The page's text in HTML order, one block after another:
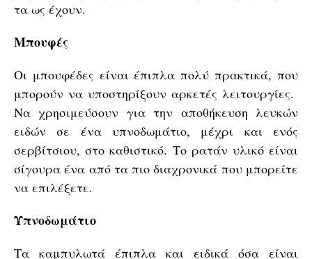
τα ως έχουν.
Μπουφές
Οι μπουφέδες είναι έπιπλα πολύ πρακτικά, που
μπορούν να υποστηρίξουν αρκετές λειτουργίες.
Να χρησιμεύσουν για την αποθήκευση λευκών
ειδών σε ένα υπνοδωμάτιο, μέχρι και ενός
σερβίτσιου, στο καθιστικό. Το ρατάν υλικό είναι
σίγουρα ένα από τα πιο διαχρονικά που μπορείτε
να επιλέξετε.
Υπνοδωμάτιο
Τα καμπυλωτά έπιπλα και ειδικά όσα είναι